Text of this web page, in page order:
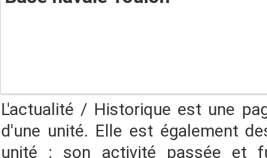
L'actualité / Historique est une
d'une unité. Elle est également
unité : son activité passée et